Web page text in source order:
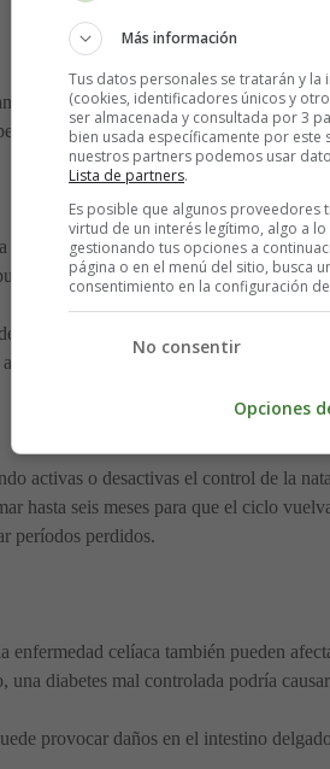
hormonales, también puedes
que hace que tu cuerpo
hacer que la ovulación sea irregular
perder el equilibrio. Esto se debe a la
u otro medicamento para
activas o desactivas el control de la
hasta seis meses para que el ciclo
períodos perdidos.
enfermedad celíaca también pueden
una diabetes mal controlada podría
provocar daños en el intestino
Más información
Tus datos personales se tratarán y
(cookies, identificadores únicos y
ser almacenada y consultada por 3
bien usada específicamente por
nuestros partners podemos usar
Lista de partners.
Es posible que algunos proveedores
virtud de un interés legítimo, algo a
gestionando tus opciones a
página o en el menú del sitio, busca
consentimiento en la configuración
No consentir
Opciones